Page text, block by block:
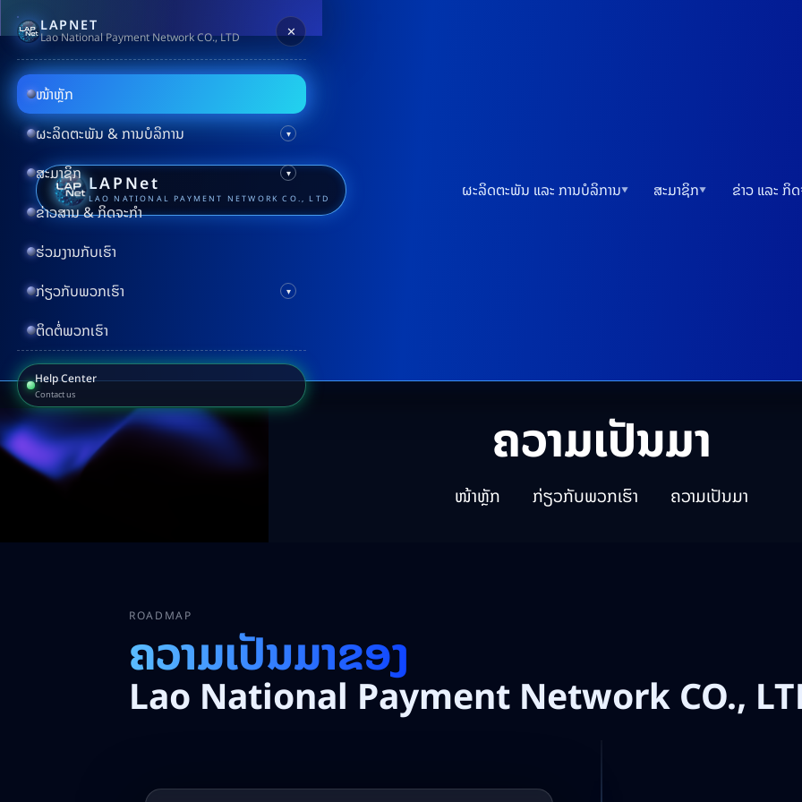
LAPNet
LAO NATIONAL PAYMENT NETWORK CO., LTD ຜະລິດຕະພັນ ແລະ ການບໍລິການ▼ ສະມາຊິກ▼ ຂ່າວ ແລະ ກິ
LAPNET
Lao National Payment Network CO., LTD ✕
ໜ້າຫຼັກ
ຜະລິດຕະພັນ & ການບໍລິການ
ສະມາຊິກ
ຂ່າວສານ & ກິດຈະກຳ
ຮ່ວມງານກັບເຮົາ
ກ່ຽວກັບພວກເຮົາ
ຕິດຕໍ່ພວກເຮົາ
Help Center
Contact us
ຄວາມເປັນມາ
ໜ້າຫຼັກ ກ່ຽວກັບພວກເຮົາ ຄວາມເປັນມາ
ROADMAP
ຄວາມເປັນມາຂອງ
Lao National Payment Network CO.,